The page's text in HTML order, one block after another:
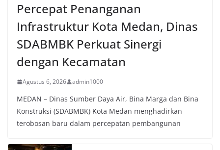
Percepat Penanganan
Infrastruktur Kota Medan, Dinas
SDABMBK Perkuat Sinergi
dengan Kecamatan
Agustus 6, 2026 admin1000
MEDAN – Dinas Sumber Daya Air, Bina Marga dan Bina
Konstruksi (SDABMBK) Kota Medan menghadirkan
terobosan baru dalam percepatan pembangunan